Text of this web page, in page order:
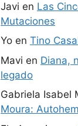
Javi en Las
Mutaciones
Yo en Tino
Mavi en Diana,
legado
Gabriela Isabel
Moura: